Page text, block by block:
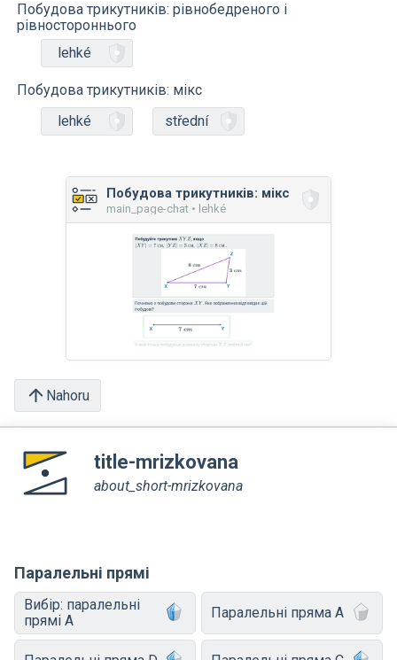
Побудова трикутників: рівнобедреного і
рівностороннього
lehké
Побудова трикутників: мікс
lehké
střední
Побудова трикутників: мікс
main_page-chat • lehké
Nahoru
title-mrizkovana
about_short-mrizkovana
Паралельні прямі
Вибір: паралельні
прямі A
Паралельні пряма A